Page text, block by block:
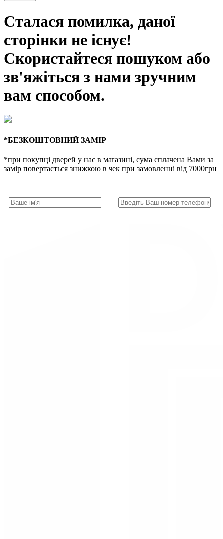
Сталася помилка, даної
сторінки не існує!
Скористайтеся пошуком або
зв'яжіться з нами зручним
вам способом.
*БЕЗКОШТОВНИЙ ЗАМІР
*при покупці дверей у нас в магазині, сума сплачена Вами за
замір повертається знижкою в чек при замовленні від 7000грн